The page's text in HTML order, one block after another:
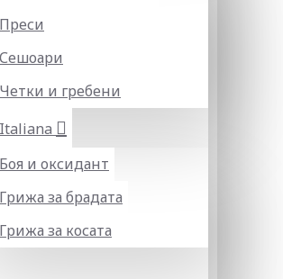
Преси
Сешоари
Четки и гребени
Боя и оксидант
Грижа за брадата
Грижа за косата